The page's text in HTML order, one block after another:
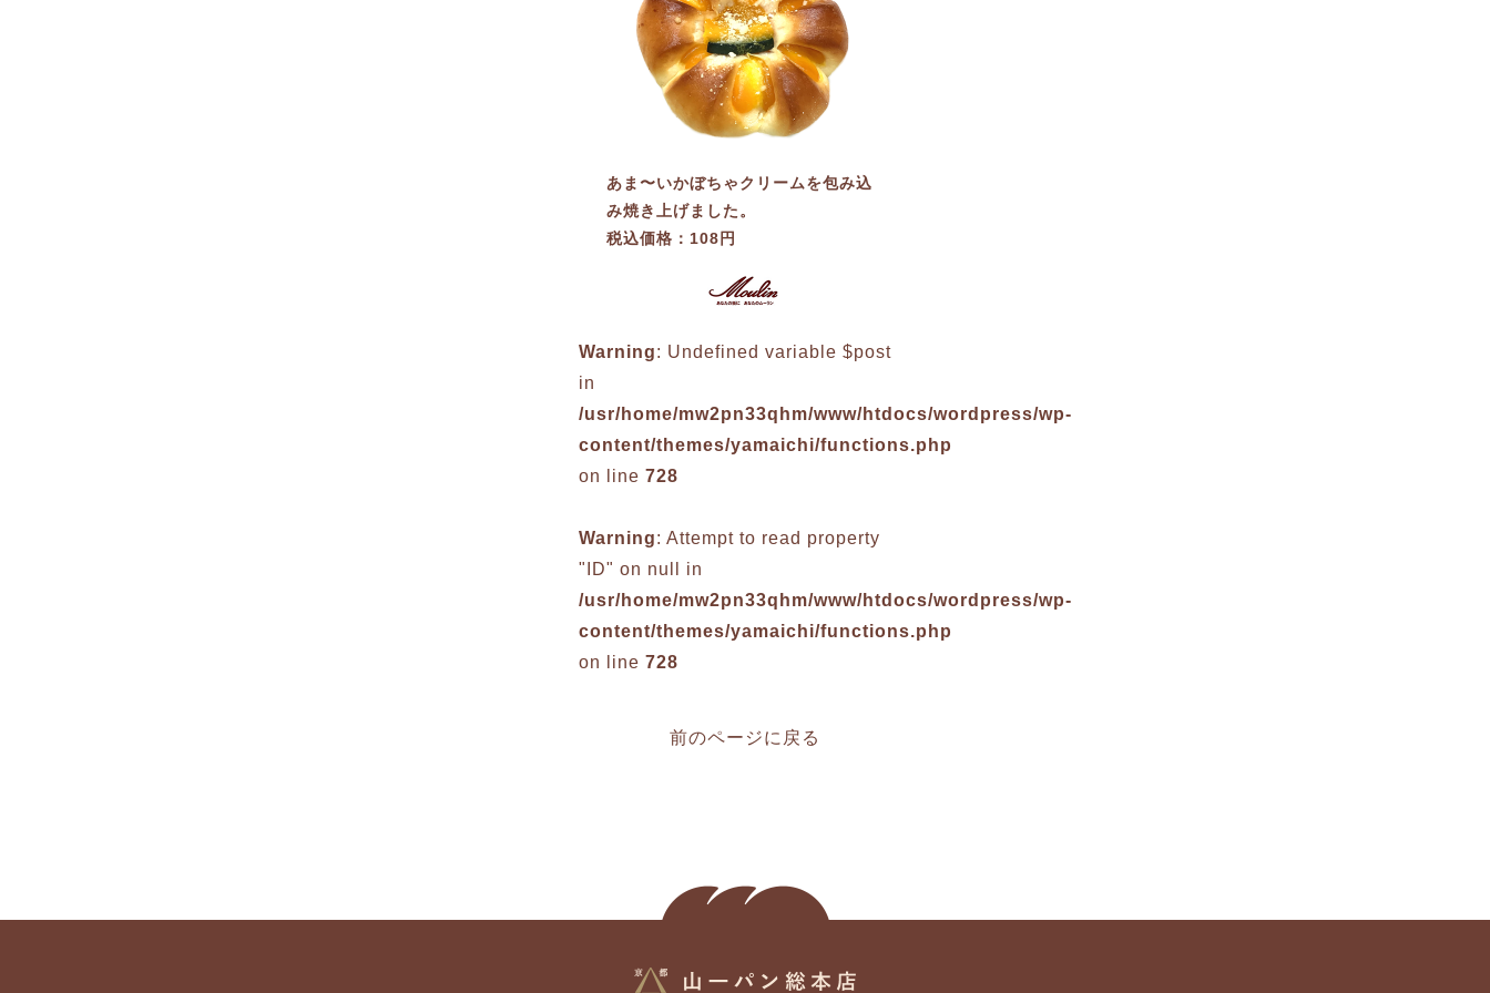
あま〜いかぼちゃクリームを包み込
み焼き上げました。
税込価格：108円
Warning: Undefined variable $post
in
/usr/home/mw2pn33qhm/www/htdocs/wordpress/wp-
content/themes/yamaichi/functions.php
on line 728
Warning: Attempt to read property
"ID" on null in
/usr/home/mw2pn33qhm/www/htdocs/wordpress/wp-
content/themes/yamaichi/functions.php
on line 728
前のページに戻る